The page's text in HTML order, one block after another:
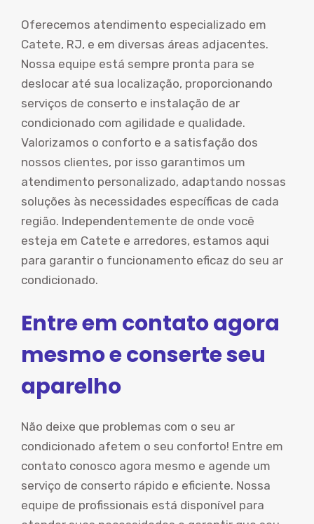
Oferecemos atendimento especializado em
Catete, RJ, e em diversas áreas adjacentes.
Nossa equipe está sempre pronta para se
deslocar até sua localização, proporcionando
serviços de conserto e instalação de ar
condicionado com agilidade e qualidade.
Valorizamos o conforto e a satisfação dos
nossos clientes, por isso garantimos um
atendimento personalizado, adaptando nossas
soluções às necessidades específicas de cada
região. Independentemente de onde você
esteja em Catete e arredores, estamos aqui
para garantir o funcionamento eficaz do seu ar
condicionado.
Entre em contato agora
mesmo e conserte seu
aparelho
Não deixe que problemas com o seu ar
condicionado afetem o seu conforto! Entre em
contato conosco agora mesmo e agende um
serviço de conserto rápido e eficiente. Nossa
equipe de profissionais está disponível para